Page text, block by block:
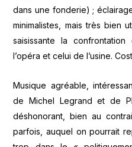
dans une fonderie) ;
minimalistes, mais très bien
saisissante la
l’opéra et celui de l’usine.
Musique agréable,
de Michel Legrand et de
déshonorant, bien au
parfois, auquel on pourrait